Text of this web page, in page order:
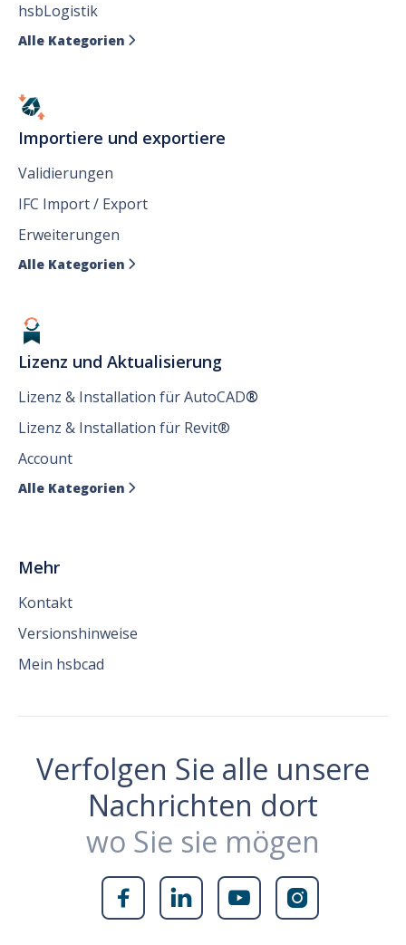
hsbLogistik
Alle Kategorien 
Importiere und exportiere
Validierungen
IFC Import / Export
Erweiterungen
Alle Kategorien 
Lizenz und Aktualisierung
Lizenz & Installation für AutoCAD®
Lizenz & Installation für Revit®
Account
Alle Kategorien 
Mehr
Kontakt
Versionshinweise
Mein hsbcad
Verfolgen Sie alle unsere
Nachrichten dort
wo Sie sie mögen
   